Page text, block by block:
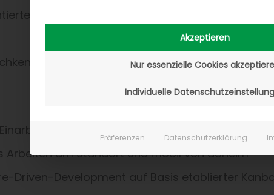
Arbeitsweise und das Talent, auch in
in Wort und Schrift
samt individuellem Einarbeitungsplan
Arbeiten am Standort und mobil von daheim
Driven-Development auf Basis etablierter
Akzeptieren
Nur essenzielle Cookies
Individuelle
Präferenzen Datenschutzerklärung